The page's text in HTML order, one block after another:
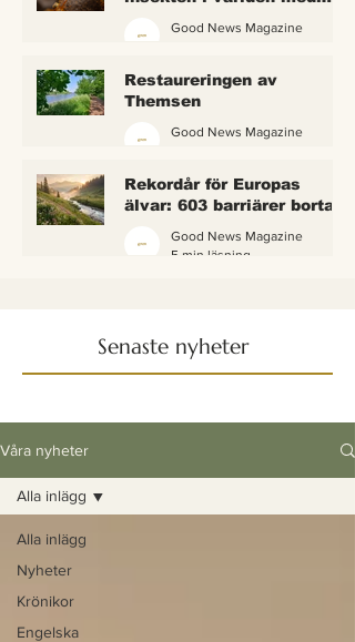
Good News Magazine
Restaureringen av
Themsen
Good News Magazine
Rekordår för Europas
älvar: 603 barriärer borta
igen
Good News Magazine
5 min läsning
Senaste nyheter
Våra nyheter
Alla inlägg
Nyheter
Krönikor
Engelska
Alla inlägg